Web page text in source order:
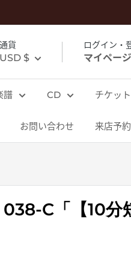
通貨
USD $
ログイン・
マイページ
譜 CD チケット
お問い合わせ 来店予約
C「【10分